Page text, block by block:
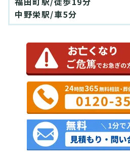
福田町駅/徒歩19分
中野栄駅/車5分